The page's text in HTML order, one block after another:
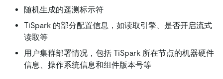
随机生成的遥测标示符
TiSpark 的部分配置信息，如读取引擎、是否开启流式
读取等
用户集群部署情况，包括 TiSpark 所在节点的机器硬件
信息、操作系统信息和组件版本号等